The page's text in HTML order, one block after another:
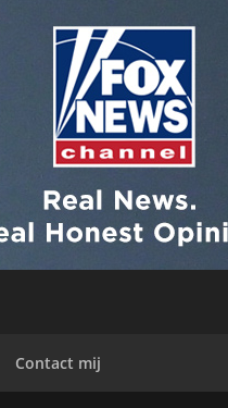
Contact mij